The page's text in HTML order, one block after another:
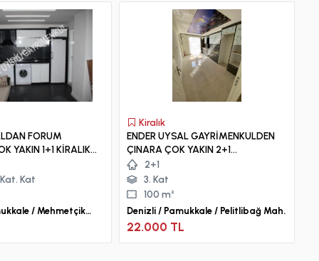
FORUM
Kat
/ Mehmetçik
Kiralık
ENDER UYSAL GAYRİMENKULDEN
ÇINARA ÇOK YAKIN 2+1
ASANSÖRLÜ KİRALIK LÜX DAİRE..
2+1
3. Kat
100 m²
Denizli / Pamukkale / Pelitlibağ Mah.
22.000 TL